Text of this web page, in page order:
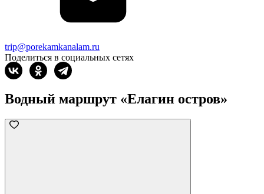
trip@porekamkanalam.ru
Поделиться в социальных сетях
Водный маршрут «Елагин остров»